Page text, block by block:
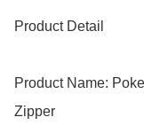
Product Detail
Product Name:
Zipper